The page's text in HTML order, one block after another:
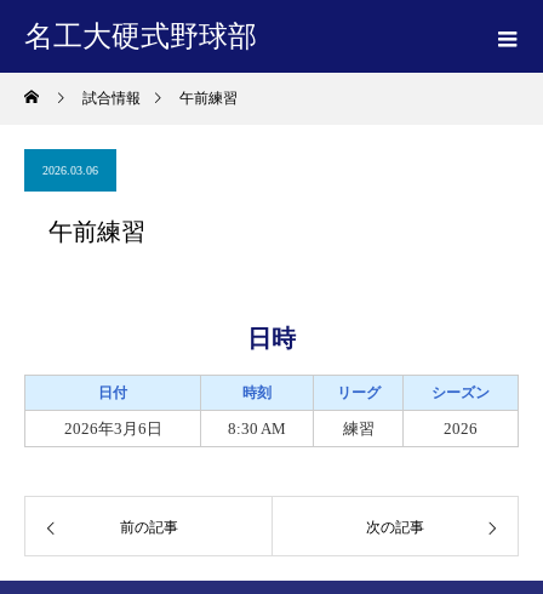
名工大硬式野球部
試合情報 午前練習
2026.03.06
午前練習
日時
日付 時刻 リーグ シーズン
2026年3月6日 8:30 AM 練習 2026
前の記事 次の記事